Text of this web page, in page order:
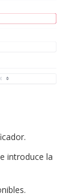
introduce la